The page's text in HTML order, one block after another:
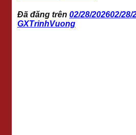
Đã đăng trên 02/28/202602/28/
GXTrinhVuong